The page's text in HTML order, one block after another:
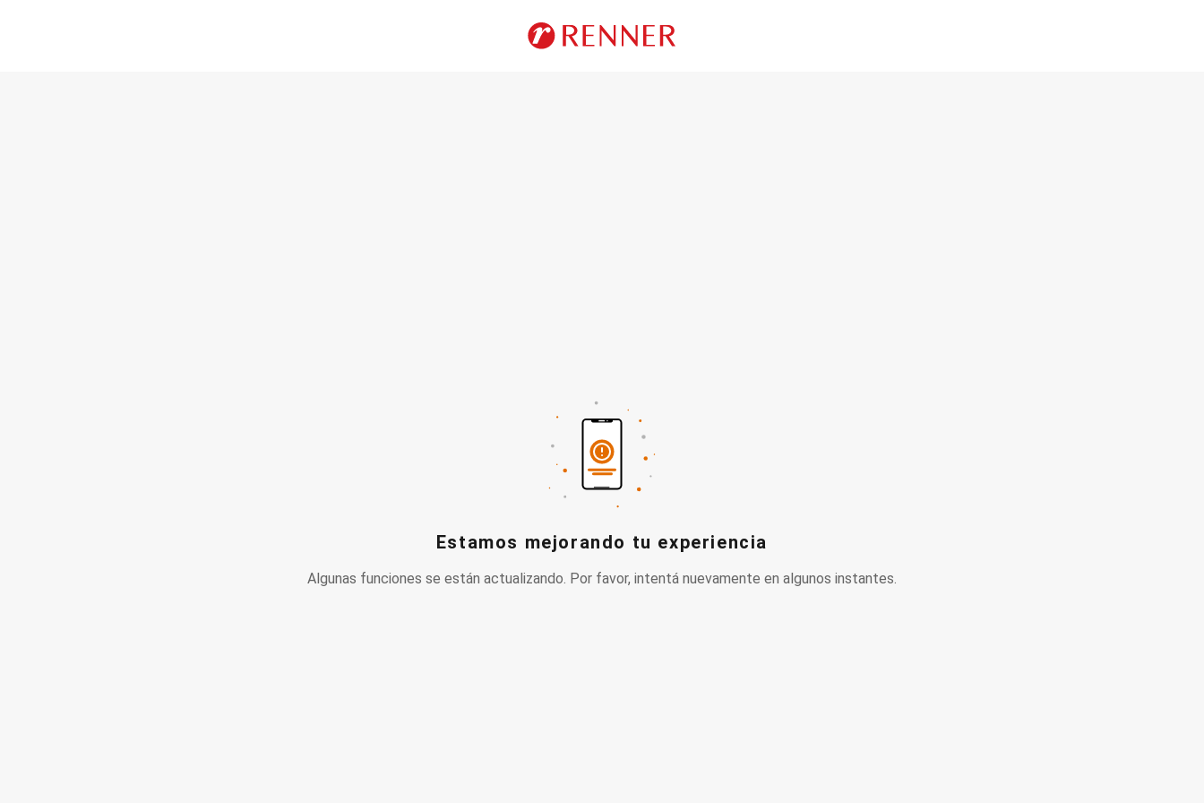
Estamos mejorando tu experiencia
Algunas funciones se están actualizando. Por favor, intentá nuevamente en algunos instantes.